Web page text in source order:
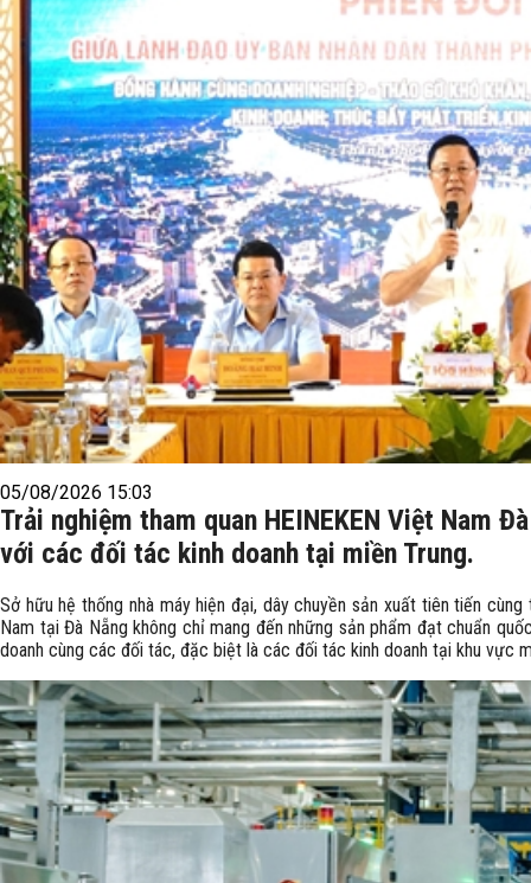
05/08/2026 15:03
Trải nghiệm tham quan HEINEKEN Việt Nam
với các đối tác kinh doanh tại miền Trung.
Sở hữu hệ thống nhà máy hiện đại, dây chuyền sản xuất tiên tiến
Nam tại Đà Nẵng không chỉ mang đến những sản phẩm đạt chuẩn
doanh cùng các đối tác, đặc biệt là các đối tác kinh doanh tại khu vực